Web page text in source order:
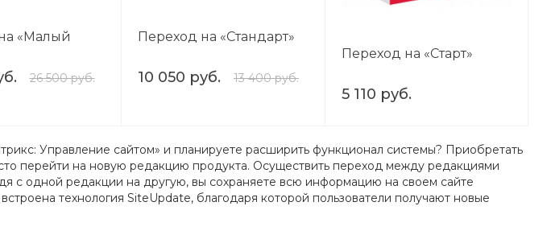
«Малый
26 500 руб.
Переход на «Стандарт»
10 050 руб. 13 400 руб.
Переход на «Старт»
5 110 руб.
Управление сайтом» и планируете расширить функционал системы? Приобретать
перейти на новую редакцию продукта. Осуществить переход между редакциями
с одной редакции на другую, вы сохраняете всю информацию на своем сайте
технология SiteUpdate, благодаря которой пользователи получают новые